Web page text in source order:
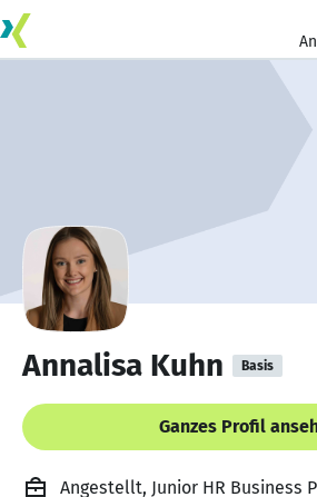
Annalisa Kuhn Basis
Ganzes Profil
Angestellt, Junior HR Business